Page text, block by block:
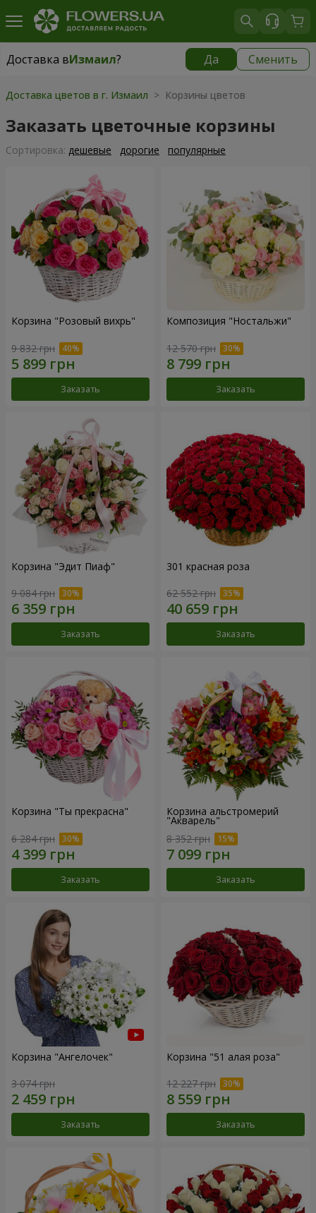
Доставка вИзмаил? Да Сменить
Доставка вИзмаил|
Доставка цветов в г. Измаил > Корзины цветов
Заказать цветочные корзины
Cортировка: дешевые дорогие популярные
Корзина "Розовый вихрь"
9 832 грн
Заказать
Композиция "Ностальжи"
12 570 грн
Заказать
Корзина "Эдит Пиаф"
9 084 грн
Заказать
301 красная роза
62 552 грн
Заказать
Корзина "Ты прекрасна"
6 284 грн
Заказать
Корзина альстромерий
"Акварель"
8 352 грн
Заказать
Корзина "Ангелочек"
3 074 грн
Заказать
Корзина "51 алая роза"
12 227 грн
Заказать